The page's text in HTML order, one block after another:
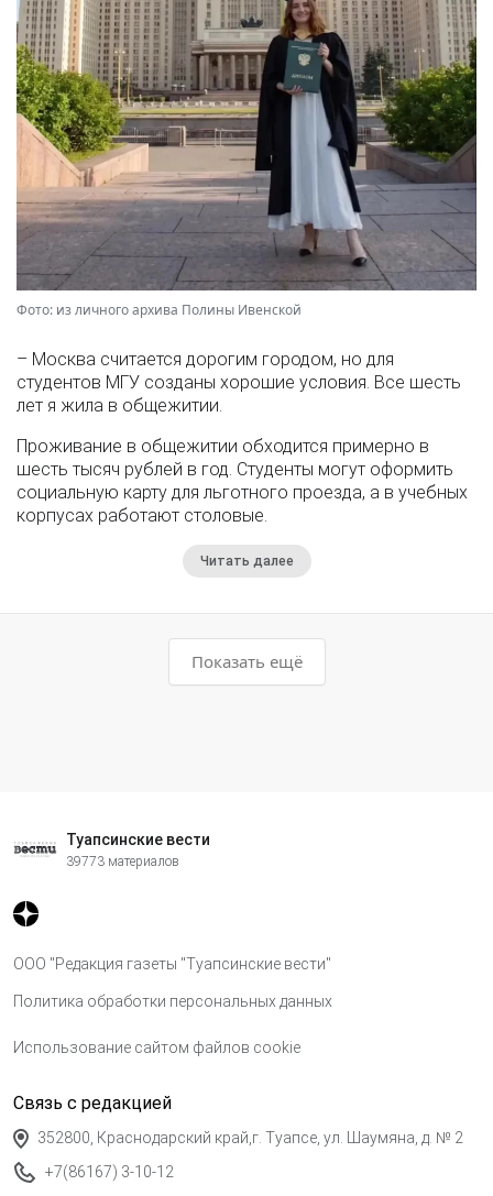
Фото: из личного архива Полины Ивенской
– Москва считается дорогим городом, но для
студентов МГУ созданы хорошие условия. Все шесть
лет я жила в общежитии.
Проживание в общежитии обходится примерно в
шесть тысяч рублей в год. Студенты могут оформить
социальную карту для льготного проезда, а в учебных
корпусах работают столовые.
Читать далее
Показать ещё
Туапсинские вести
39773 материалов
ООО "Редакция газеты "Туапсинские вести"
Политика обработки персональных данных
Использование сайтом файлов cookie
Связь с редакцией
352800, Краснодарский край,г. Туапсе, ул. Шаумяна, д. № 2
+7(86167) 3-10-12